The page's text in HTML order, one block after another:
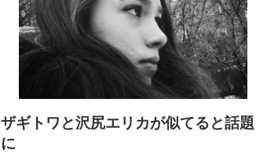
ザギトワと沢尻エリカが似てると話題
に